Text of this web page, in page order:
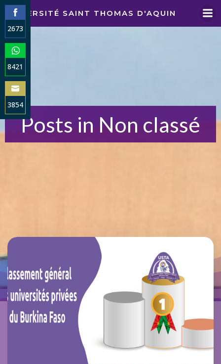
au
contenu
UNIVERSITÉ SAINT THOMAS D'AQUIN
Posts in Non classé
2673
Share
on
Facebook
8421
Share
on
WhatsApp
3854
Share
on
Email